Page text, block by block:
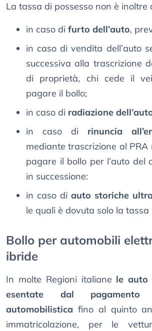
La tassa di possesso non è inoltre
in caso di furto dell’auto,
in caso di vendita dell’auto
successiva alla trascrizione
di proprietà, chi cede il
pagare il bollo;
in caso di radiazione
in caso di rinuncia
mediante trascrizione al PRA
pagare il bollo per l’auto del
in successione:
in caso di auto storiche
le quali è dovuta solo la tassa
Bollo per automobili
ibride
In molte Regioni italiane le auto
esentate dal
automobilistica fino al quinto
immatricolazione, per le